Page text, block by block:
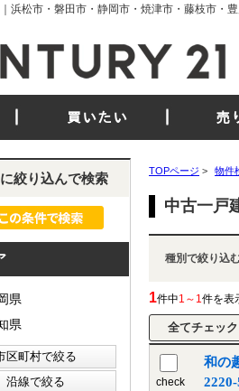
浜松市・磐田市・静岡市・焼津市・藤枝市・
買いたい 売
TOPページ > 物件
中古一戸
種別で絞り込
1件中1～1件を表
check
和の
絞り込んで検索
県
県